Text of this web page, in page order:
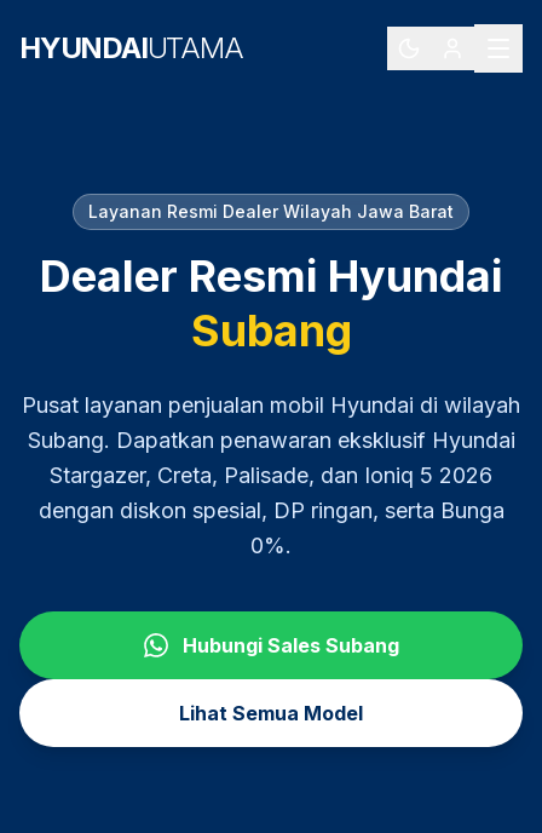
HYUNDAIUTAMA
Layanan Resmi Dealer Wilayah Jawa Barat
Dealer Resmi Hyundai
Subang
Pusat layanan penjualan mobil Hyundai di wilayah
Subang. Dapatkan penawaran eksklusif Hyundai
Stargazer, Creta, Palisade, dan Ioniq 5 2026
dengan diskon spesial, DP ringan, serta Bunga
0%.
Hubungi Sales Subang
Lihat Semua Model